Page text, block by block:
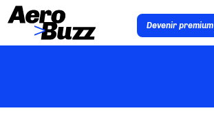
Devenir premium